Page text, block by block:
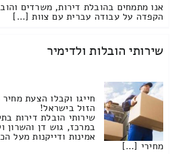
אנו מתמחים בהובלת דירות, משרדים
הקפדה על עבודה עברית עם צוות […]
שירותי הובלות ולדימיר
חייגו וקבלו הצעת
הזול בישראל!
שירותי הובלת דירות
במרכז, גוש דן והשרון
אמינות ודייקנות מעל
מחירי […]